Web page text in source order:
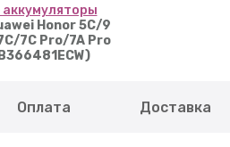
аккумуляторы
Honor 5C/9
7C Pro/7A Pro
Оплата Доставка